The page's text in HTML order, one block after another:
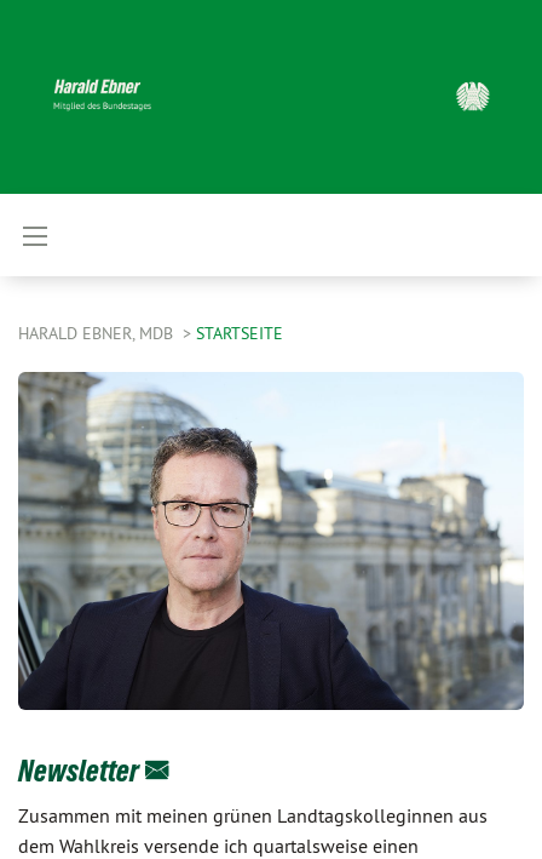
HARALD EBNER, MDB STARTSEITE
Newsletter
Zusammen mit meinen grünen Landtagskolleginnen aus
dem Wahlkreis versende ich quartalsweise einen